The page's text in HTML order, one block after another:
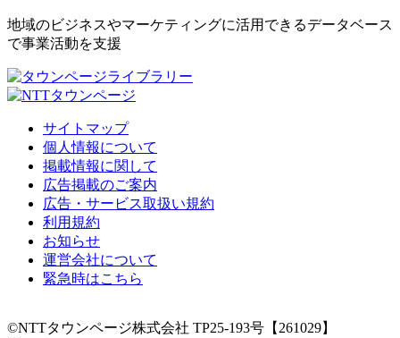
地域のビジネスやマーケティングに活用できるデータベース
で事業活動を支援
サイトマップ
個人情報について
掲載情報に関して
広告掲載のご案内
広告・サービス取扱い規約
利用規約
お知らせ
運営会社について
緊急時はこちら
©NTTタウンページ株式会社 TP25-193号【261029】